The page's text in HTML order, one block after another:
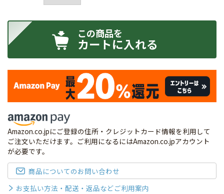
カートに入れる
Amazon.co.jpにご登録の住所・クレジットカード情報を利用して
ご注文いただけます。ご利用になるにはAmazon.co.jpアカウント
が必要です。
商品についてのお問い合わせ
お支払い方法・配送・返品などご利用案内